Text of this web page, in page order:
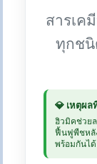
สารเค
ทุกชนิ
💎 เหตุผ
ฮิวมิคช่วย
ฟื้นฟูพืชหลั
พร้อมกันได้